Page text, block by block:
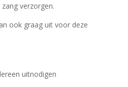
verzorgen.
ook graag uit voor deze
uitnodigen